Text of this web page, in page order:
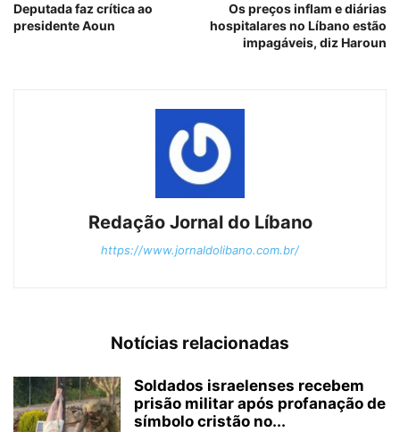
Deputada faz crítica ao
presidente Aoun
Os preços inflam e diárias
hospitalares no Líbano estão
impagáveis, diz Haroun
Redação Jornal do Líbano
https://www.jornaldolibano.com.br/
Notícias relacionadas
Soldados israelenses recebem
prisão militar após profanação de
símbolo cristão no...